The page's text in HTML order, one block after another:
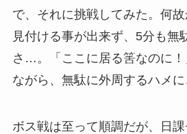
で、それに挑戦してみた。何
見付ける事が出来ず、5分も無
さ…。「ここに居る筈なのに！
ながら、無駄に外周するハメに
ボス戦は至って順調だが、日